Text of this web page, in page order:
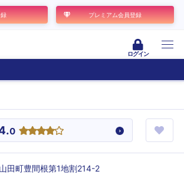
プレミアム会員登録
ログイン
0
田町豊間根第1地割214-2